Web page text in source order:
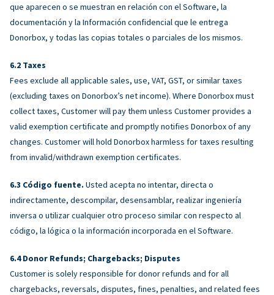
que aparecen o se muestran en relación con el Software, la
documentación y la Información confidencial que le entrega
Donorbox, y todas las copias totales o parciales de los mismos.
Taxes
Fees exclude all applicable sales, use, VAT, GST, or similar taxes
(excluding taxes on Donorbox’s net income). Where Donorbox must
collect taxes, Customer will pay them unless Customer provides a
valid exemption certificate and promptly notifies Donorbox of any
changes. Customer will hold Donorbox harmless for taxes resulting
from invalid/withdrawn exemption certificates.
Código fuente. Usted acepta no intentar, directa o
indirectamente, descompilar, desensamblar, realizar ingeniería
inversa o utilizar cualquier otro proceso similar con respecto al
código, la lógica o la información incorporada en el Software.
Donor Refunds; Chargebacks; Disputes
Customer is solely responsible for donor refunds and for all
chargebacks, reversals, disputes, fines, penalties, and related fees